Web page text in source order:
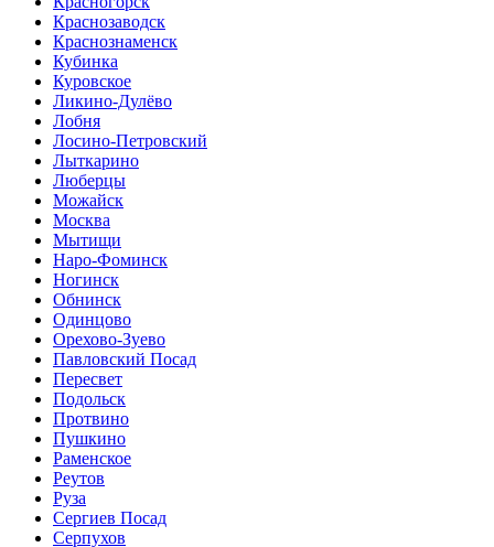
Краснозаводск
Краснознаменск
Кубинка
Куровское
Ликино-Дулёво
Лобня
Лосино-Петровский
Лыткарино
Люберцы
Можайск
Москва
Мытищи
Наро-Фоминск
Ногинск
Обнинск
Одинцово
Орехово-Зуево
Павловский Посад
Пересвет
Подольск
Протвино
Пушкино
Раменское
Реутов
Руза
Сергиев Посад
Серпухов